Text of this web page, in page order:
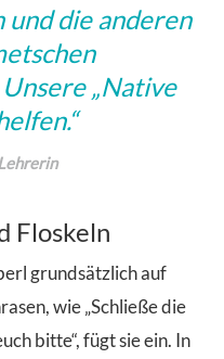
und die anderen
„Native
Floskeln
grundsätzlich auf
wie „Schließe die
bitte“, fügt sie ein. In